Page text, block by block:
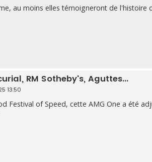
au moins elles témoigneront de l'histoire
RM Sotheby's, Aguttes...
13:50
Festival of Speed, cette AMG One a été